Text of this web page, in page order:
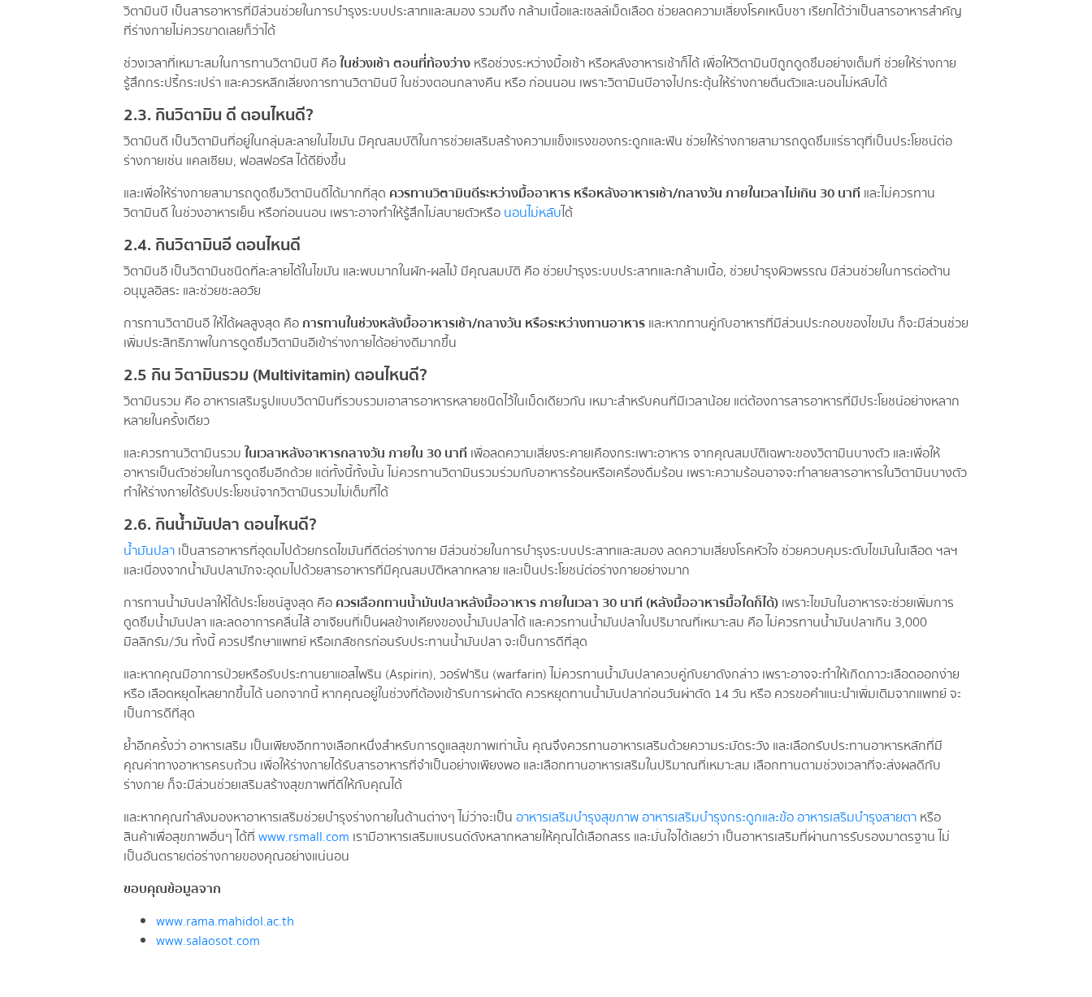
วิตามินบี เป็นสารอาหารที่มีส่วนช่วยในการบำรุงระบบประสาทและสมอง รวมถึง กล้ามเนื้อและเซลล์เม็ดเลือด ช่วยลดความเสี่ยงโรคเหน็บชา เรียกได้ว่าเป็นสารอาหารสำคัญ
ที่ร่างกายไม่ควรขาดเลยก็ว่าได้
ช่วงเวลาที่เหมาะสมในการทานวิตามินบี คือในช่วงเช้า ตอนที่ท้องว่างหรือช่วงระหว่างมื้อเช้า หรือหลังอาหารเช้าก็ได้ เพื่อให้วิตามินบีถูกดูดซึมอย่างเต็มที่ ช่วยให้ร่างกาย
รู้สึกกระปรี้กระเปร่า และควรหลีกเลี่ยงการทานวิตามินบี ในช่วงตอนกลางคืน หรือ ก่อนนอน เพราะวิตามินบีอาจไปกระตุ้นให้ร่างกายตื่นตัวและนอนไม่หลับได้
2.3. กินวิตามิน ดี ตอนไหนดี?
วิตามินดี เป็นวิตามินที่อยู่ในกลุ่มละลายในไขมัน มีคุณสมบัติในการช่วยเสริมสร้างความแข็งแรงของกระดูกและฟัน ช่วยให้ร่างกายสามารถดูดซึมแร่ธาตุที่เป็นประโยชน์ต่อ
ร่างกายเช่น แคลเซียม, ฟอสฟอรัส ได้ดียิ่งขึ้น
และเพื่อให้ร่างกายสามารถดูดซึมวิตามินดีได้มากที่สุด ควรทานวิตามินดีระหว่างมื้ออาหาร หรือหลังอาหารเช้า/กลางวัน ภายในเวลาไม่เกิน 30 นาที และไม่ควรทาน
วิตามินดี ในช่วงอาหารเย็น หรือก่อนนอน เพราะอาจทำให้รู้สึกไม่สบายตัวหรือนอนไม่หลับได้
2.4. กินวิตามินอี ตอนไหนดี
วิตามินอี เป็นวิตามินชนิดที่ละลายได้ในไขมัน และพบมากในผัก-ผลไม้ มีคุณสมบัติ คือ ช่วยบำรุงระบบประสาทและกล้ามเนื้อ, ช่วยบำรุงผิวพรรณ มีส่วนช่วยในการต่อต้าน
อนุมูลอิสระ และช่วยชะลอวัย
การทานวิตามินอี ให้ได้ผลสูงสุด คือการทานในช่วงหลังมื้ออาหารเช้า/กลางวัน หรือระหว่างทานอาหารและหากทานคู่กับอาหารที่มีส่วนประกอบของไขมัน ก็จะมีส่วนช่วย
เพิ่มประสิทธิภาพในการดูดซึมวิตามินอีเข้าร่างกายได้อย่างดีมากขึ้น
2.5 กิน วิตามินรวม (Multivitamin) ตอนไหนดี?
วิตามินรวม คืออาหารเสริมรูปแบบวิตามินที่รวบรวมเอาสารอาหารหลายชนิดไว้ในเม็ดเดียวกัน เหมาะสำหรับคนที่มีเวลาน้อย แต่ต้องการสารอาหารที่มีประโยชน์อย่างหลาก
หลายในครั้งเดียว
และควรทานวิตามินรวมในเวลาหลังอาหารกลางวัน ภายใน 30 นาที เพื่อลดความเสี่ยงระคายเคืองกระเพาะอาหาร จากคุณสมบัติเฉพาะของวิตามินบางตัว และเพื่อให้
อาหารเป็นตัวช่วยในการดูดซึมอีกด้วย แต่ทั้งนี้ทั้งนั้น ไม่ควรทานวิตามินรวมร่วมกับอาหารร้อนหรือเครื่องดื่มร้อน เพราะความร้อนอาจจะทำลายสารอาหารในวิตามินบางตัว
ทำให้ร่างกายได้รับประโยชน์จากวิตามินรวมไม่เต็มที่ได้
2.6. กินน้ำมันปลา ตอนไหนดี?
น้ำมันปลาเป็นสารอาหารที่อุดมไปด้วยกรดไขมันที่ดีต่อร่างกาย มีส่วนช่วยในการบำรุงระบบประสาทและสมอง ลดความเสี่ยงโรคหัวใจ ช่วยควบคุมระดับไขมันในเลือด ฯลฯ
และเนื่องจากน้ำมันปลามักจะอุดมไปด้วยสารอาหารที่มีคุณสมบัติหลากหลาย และเป็นประโยชน์ต่อร่างกายอย่างมาก
การทานน้ำมันปลาให้ได้ประโยชน์สูงสุด คือควรเลือกทานน้ำมันปลาหลังมื้ออาหาร ภายในเวลา 30 นาที (หลังมื้ออาหารมื้อใดก็ได้)เพราะไขมันในอาหารจะช่วยเพิ่มการ
ดูดซึมน้ำมันปลา และลดอาการคลื่นไส้ อาเจียนที่เป็นผลข้างเคียงของน้ำมันปลาได้ และควรทานน้ำมันปลาในปริมาณที่เหมาะสม คือ ไม่ควรทานน้ำมันปลาเกิน 3,000
มิลลิกรัม/วัน ทั้งนี้ ควรปรึกษาแพทย์ หรือเภสัชกรก่อนรับประทานน้ำมันปลา จะเป็นการดีที่สุด
และหากคุณมีอาการป่วยหรือรับประทานยาแอสไพริน (Aspirin), วอร์ฟาริน (warfarin) ไม่ควรทานน้ำมันปลาควบคู่กับยาดังกล่าว เพราะอาจจะทำให้เกิดภาวะเลือดออกง่าย
หรือ เลือดหยุดไหลยากขึ้นได้ นอกจากนี้ หากคุณอยู่ในช่วงที่ต้องเข้ารับการผ่าตัด ควรหยุดทานน้ำมันปลาก่อนวันผ่าตัด 14 วัน หรือ ควรขอคำแนะนำเพิ่มเติมจากแพทย์ จะ
เป็นการดีที่สุด
ย้ำอีกครั้งว่า อาหารเสริม เป็นเพียงอีกทางเลือกหนึ่งสำหรับการดูแลสุขภาพเท่านั้น คุณจึงควรทานอาหารเสริมด้วยความระมัดระวัง และเลือกรับประทานอาหารหลักที่มี
คุณค่าทางอาหารครบถ้วน เพื่อให้ร่างกายได้รับสารอาหารที่จำเป็นอย่างเพียงพอ และเลือกทานอาหารเสริมในปริมาณที่เหมาะสม เลือกทานตามช่วงเวลาที่จะส่งผลดีกับ
ร่างกาย ก็จะมีส่วนช่วยเสริมสร้างสุขภาพที่ดีให้กับคุณได้
และหากคุณกำลังมองหาอาหารเสริมช่วยบำรุงร่างกายในด้านต่างๆ ไม่ว่าจะเป็นอาหารเสริมบำรุงสุขภาพอาหารเสริมบำรุงกระดูกและข้ออาหารเสริมบำรุงสายตาหรือ
สินค้าเพื่อสุขภาพอื่นๆ ได้ที่www.rsmall.com เรามีอาหารเสริมแบรนด์ดังหลากหลายให้คุณได้เลือกสรร และมั่นใจได้เลยว่า เป็นอาหารเสริมที่ผ่านการรับรองมาตรฐาน ไม่
เป็นอันตรายต่อร่างกายของคุณอย่างแน่นอน
ขอบคุณข้อมูลจาก
www.rama.mahidol.ac.th
www.salaosot.com